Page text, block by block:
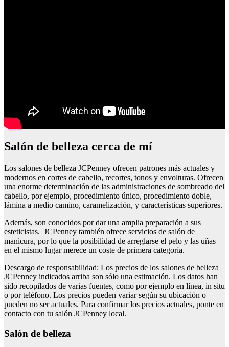
Salón de belleza cerca de mí
Los salones de belleza JCPenney ofrecen patrones más actuales y
modernos en cortes de cabello, recortes, tonos y envolturas. Ofrecen
una enorme determinación de las administraciones de sombreado del
cabello, por ejemplo, procedimiento único, procedimiento doble,
lámina a medio camino, caramelización, y características superiores.
Además, son conocidos por dar una amplia preparación a sus
esteticistas. JCPenney también ofrece servicios de salón de
manicura, por lo que la posibilidad de arreglarse el pelo y las uñas
en el mismo lugar merece un coste de primera categoría.
Descargo de responsabilidad: Los precios de los salones de belleza
JCPenney indicados arriba son sólo una estimación. Los datos han
sido recopilados de varias fuentes, como por ejemplo en línea, in situ
o por teléfono. Los precios pueden variar según su ubicación o
pueden no ser actuales. Para confirmar los precios actuales, ponte en
contacto con tu salón JCPenney local.
Salón de belleza